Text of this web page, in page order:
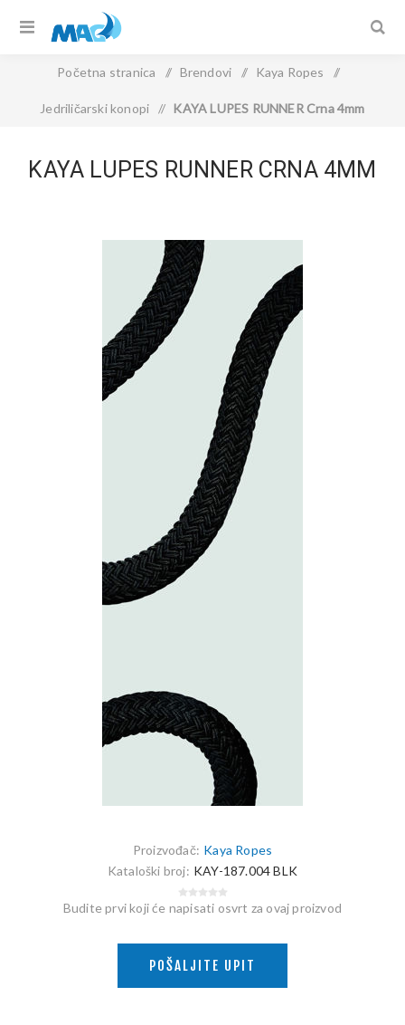
Početna stranica / Brendovi / Kaya Ropes /
Jedriličarski konopi / KAYA LUPES RUNNER Crna 4mm
KAYA LUPES RUNNER CRNA 4MM
Proizvođač: Kaya Ropes
Kataloški broj: KAY-187.004 BLK
Budite prvi koji će napisati osvrt za ovaj proizvod
POŠALJITE UPIT